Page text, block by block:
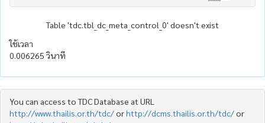
Table 'tdc.tbl_dc_meta_control_0' doesn't exist
ใช้เวลา
0.006265 วินาที
You can access to TDC Database at URL
http://www.thailis.or.th/tdc/orhttp://dcms.thailis.or.th/tdc/or